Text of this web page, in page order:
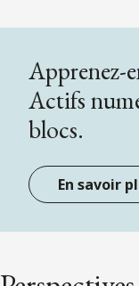
Apprenez-
Actifs
blocs.
En savoir